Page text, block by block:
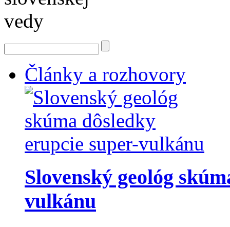
Články a rozhovory
Slovenský geológ
vulkánu